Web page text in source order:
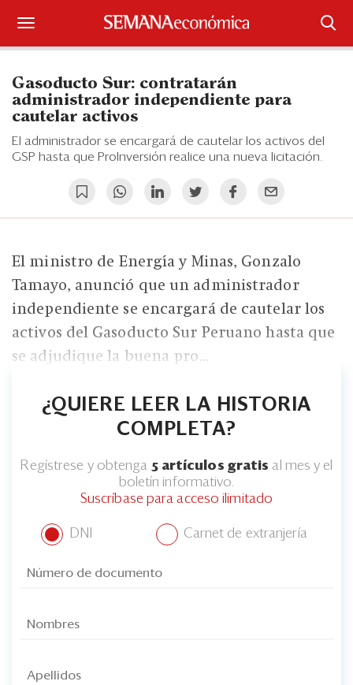
Iniciar sesión
Portada
Economía y Finanzas
Legal y Política
Eventos
Edición Impresa
Gasoducto Sur: contratarán
administrador independiente para
cautelar activos
El administrador se encargará de cautelar los activos del
GSP hasta que ProInversión realice una nueva licitación.
El ministro de Energía y Minas, Gonzalo
Tamayo, anunció que un administrador
independiente se encargará de cautelar los
activos del Gasoducto Sur Peruano hasta que
se adjudique la buena pro...
¿QUIERE LEER LA HISTORIA
COMPLETA?
Regístrese y obtenga 5 artículos gratis al mes y el
boletín informativo.
Suscríbase para acceso ilimitado
DNI Carnet de extranjería